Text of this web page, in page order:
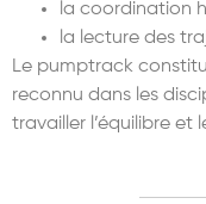
la coordination
la lecture des
Le pumptrack
reconnu dans les
travailler l’équilibre et